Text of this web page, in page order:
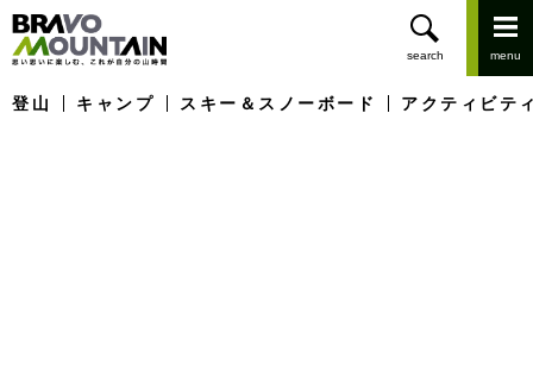
登山 キャンプ スキー＆スノーボード アクティビテ